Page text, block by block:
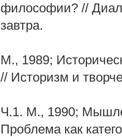
философии? //
завтра.
М., 1989;
// Историзм и
Ч.1. М., 1990;
Проблема как